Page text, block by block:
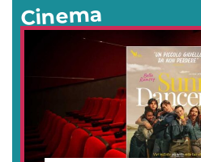
Cinema